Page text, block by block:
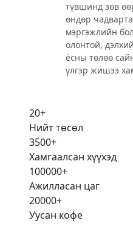
түвшинд зөв
өндөр
мэргэжлийн
олонтой,
ёсны төлөө
үлгэр жишээ
20+
Нийт төсөл
3500+
Хамгаалсан хүүхэд
100000+
Ажилласан цаг
20000+
Уусан кофе